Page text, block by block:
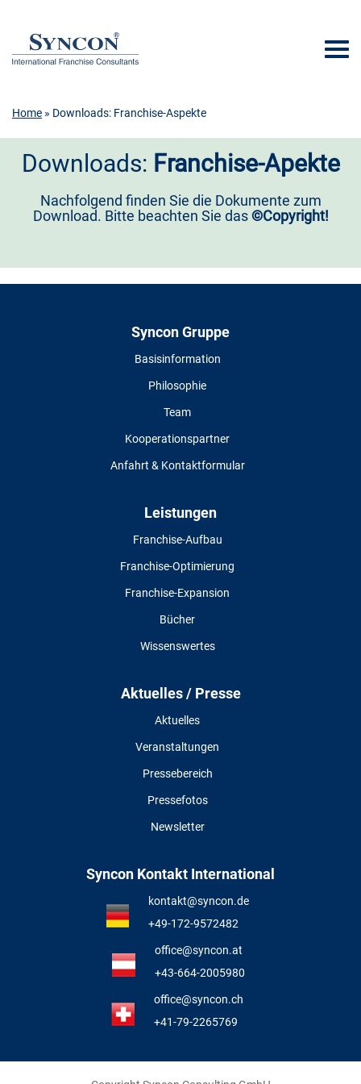
Home » Downloads: Franchise-Aspekte
Downloads: Franchise-Apekte
Nachfolgend finden Sie die Dokumente zum
Download. Bitte beachten Sie das©Copyright!
Syncon Gruppe
Basisinformation
Philosophie
Team
Kooperationspartner
Anfahrt & Kontaktformular
Leistungen
Franchise-Aufbau
Franchise-Optimierung
Franchise-Expansion
Bücher
Wissenswertes
Aktuelles / Presse
Aktuelles
Veranstaltungen
Pressebereich
Pressefotos
Newsletter
Syncon Kontakt International
kontakt@syncon.de
+49-172-9572482
office@syncon.at
+43-664-2005980
office@syncon.ch
+41-79-2265769